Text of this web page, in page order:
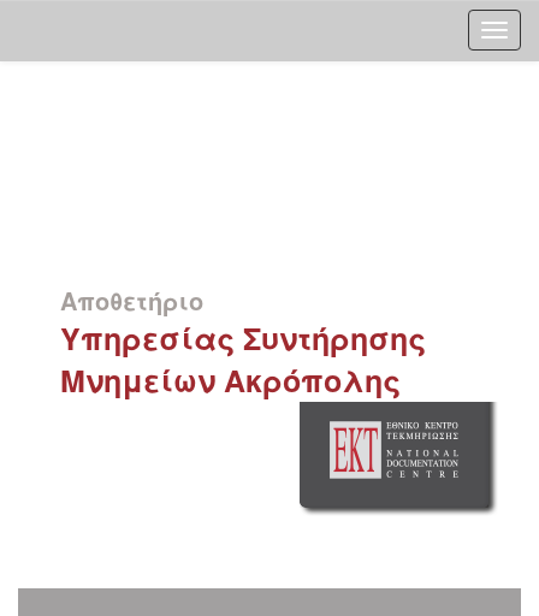
Αποθετήριο
Υπηρεσίας Συντήρησης
Μνημείων Ακρόπολης